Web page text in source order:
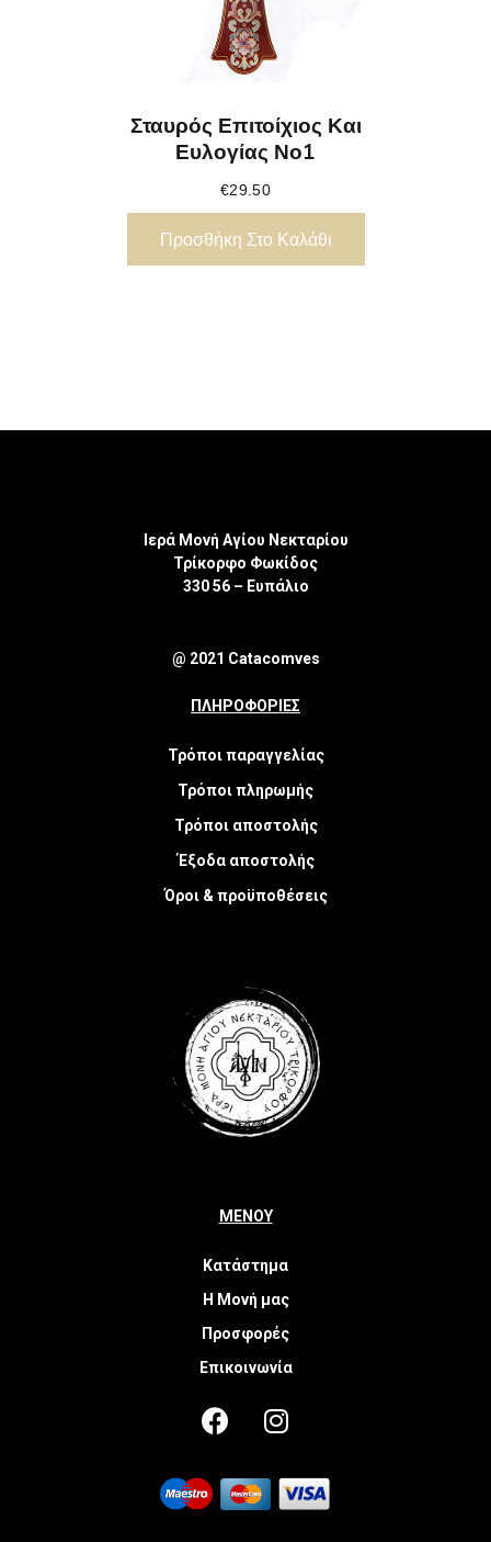
Σταυρός Επιτοίχιος Και
Ευλογίας Νο1
€29.50
Προσθήκη Στο Καλάθι
Ιερά Μονή Αγίου Νεκταρίου
Τρίκορφο Φωκίδος
330 56 – Ευπάλιο
@ 2021 Catacomves
ΠΛΗΡΟΦΟΡΙΕΣ
Τρόποι παραγγελίας
Τρόποι πληρωμής
Τρόποι αποστολής
Έξοδα αποστολής
Όροι & προϋποθέσεις
ΜΕΝΟΥ
Κατάστημα
Η Μονή μας
Προσφορές
Επικοινωνία